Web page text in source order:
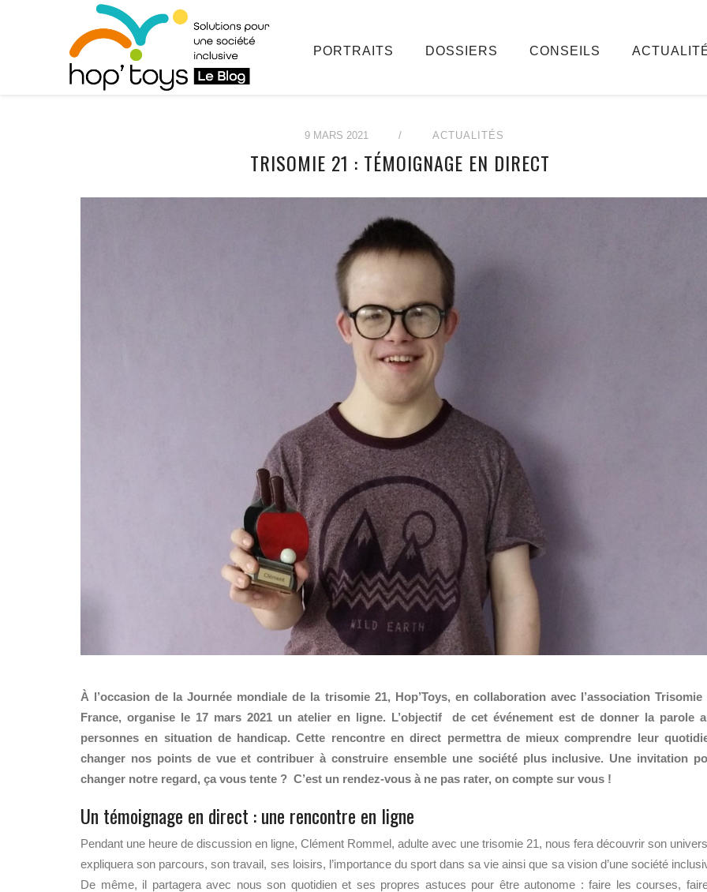
PORTRAITS DOSSIERS CONSEILS
9 MARS 2021 / ACTUALITÉS
TRISOMIE 21 : TÉMOIGNAGE EN DIRECT
À l’occasion de la Journée mondiale de la trisomie 21, Hop’Toys, en collaboration avec l’association Trisomie
France, organise le 17 mars 2021 un atelier en ligne. L’objectif de cet événement est de donner la parole
personnes en situation de handicap. Cette rencontre en direct permettra de mieux comprendre leur
changer nos points de vue et contribuer à construire ensemble une société plus inclusive. Une invitation
changer notre regard, ça vous tente ? C’est un rendez-vous à ne pas rater, on compte sur vous !
Un témoignage en direct : une rencontre en ligne
Pendant une heure de discussion en ligne, Clément Rommel, adulte avec une trisomie 21, nous fera découvrir son
expliquera son parcours, son travail, ses loisirs, l’importance du sport dans sa vie ainsi que sa vision d’une société
De même, il partagera avec nous son quotidien et ses propres astuces pour être autonome : faire les courses,